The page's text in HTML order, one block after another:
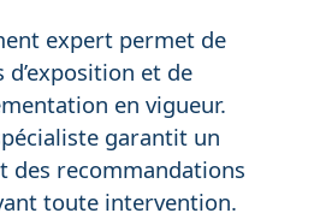
expert permet de
et de
en vigueur.
garantit un
des recommandations
toute intervention.